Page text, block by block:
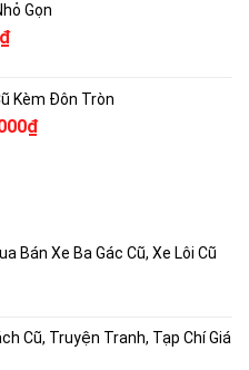
là:
Gọn
Giá
là:
300,000₫.
Kèm Đôn Tròn
₫Giá
Bán Xe Ba Gác Cũ, Xe Lôi Cũ
Cũ, Truyện Tranh, Tạp Chí Giá